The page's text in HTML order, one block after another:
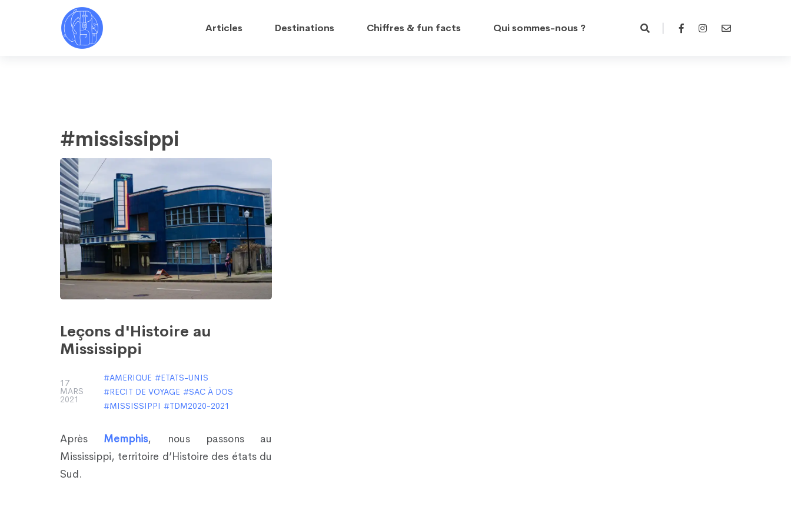
Articles Destinations Chiffres & fun facts Qui sommes-nous ?
#mississippi
Leçons d'Histoire au
Mississippi
17
MARS
2021
AMERIQUE
ETATS-UNIS
RECIT DE VOYAGE
SAC À DOS
MISSISSIPPI
TDM2020-2021
Après Memphis, nous passons au
Mississippi, territoire d’Histoire des états du
Sud.